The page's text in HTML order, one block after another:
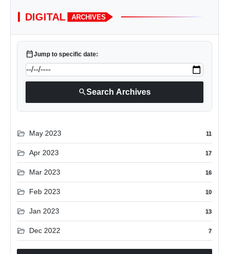
DIGITAL ARCHIVES
calendar_todayJump to specific date:
searchSearch Archives
folder_open May 2023 11
folder_open Apr 2023 17
folder_open Mar 2023 16
folder_open Feb 2023 10
folder_open Jan 2023 13
folder_open Dec 2022 7